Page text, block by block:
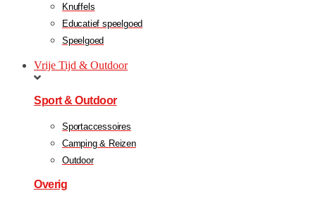
Knuffels
Educatief speelgoed
Speelgoed
Vrije Tijd & Outdoor
Sport & Outdoor
Sportaccessoires
Camping & Reizen
Outdoor
Overig